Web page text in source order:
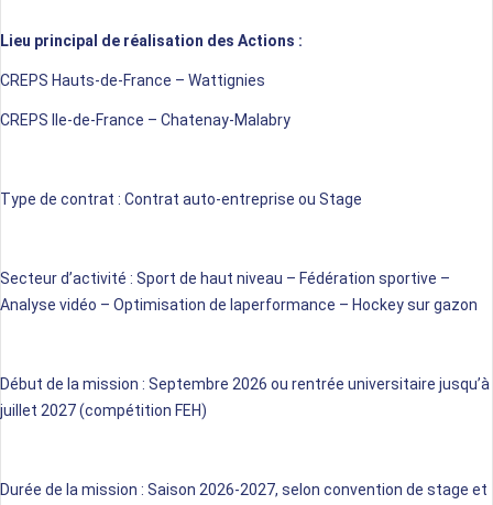
Lieu principal de réalisation des Actions :
CREPS Hauts-de-France – Wattignies
CREPS Ile-de-France – Chatenay-Malabry
Type de contrat : Contrat auto-entreprise ou Stage
Secteur d’activité : Sport de haut niveau – Fédération sportive –
Analyse vidéo – Optimisation de laperformance – Hockey sur gazon
Début de la mission : Septembre 2026 ou rentrée universitaire jusqu’à
juillet 2027 (compétition FEH)
Durée de la mission : Saison 2026-2027, selon convention de stage et